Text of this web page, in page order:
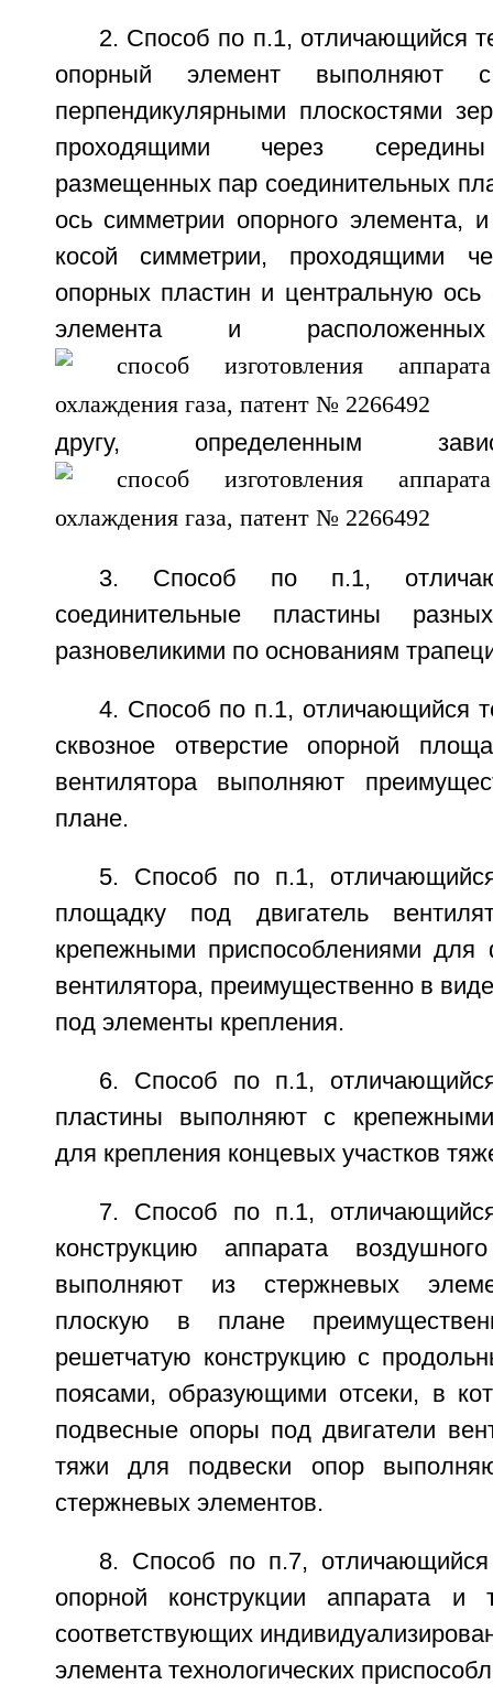
2. Способ по п.1, отличающийся
опорный элемент выполняют
перпендикулярными плоскостями
проходящими через середины
размещенных пар соединительных
ось симметрии опорного элемента,
косой симметрии, проходящими
опорных пластин и центральную ось
элемента и
другу, определенным
3. Способ по п.1,
соединительные пластины
разновеликими по основаниям
4. Способ по п.1, отличающийся
сквозное отверстие опорной
вентилятора выполняют
плане.
5. Способ по п.1,
площадку под двигатель
крепежными приспособлениями для
вентилятора, преимущественно в
под элементы крепления.
6. Способ по п.1,
пластины выполняют с
для крепления концевых участков
7. Способ по п.1,
конструкцию аппарата
выполняют из стержневых
плоскую в плане
решетчатую конструкцию с
поясами, образующими отсеки, в
подвесные опоры под двигатели
тяжи для подвески опор
стержневых элементов.
8. Способ по п.7,
опорной конструкции аппарата
соответствующих
элемента технологических